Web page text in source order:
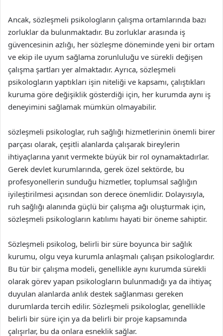
Ancak, sözleşmeli psikologların çalışma ortamlarında bazı
zorluklar da bulunmaktadır. Bu zorluklar arasında iş
güvencesinin azlığı, her sözleşme döneminde yeni bir ortam
ve ekip ile uyum sağlama zorunluluğu ve sürekli değişen
çalışma şartları yer almaktadır. Ayrıca, sözleşmeli
psikologların yaptıkları işin niteliği ve kapsamı, çalıştıkları
kuruma göre değişiklik gösterdiği için, her kurumda aynı iş
deneyimini sağlamak mümkün olmayabilir.
sözleşmeli psikologlar, ruh sağlığı hizmetlerinin önemli birer
parçası olarak, çeşitli alanlarda çalışarak bireylerin
ihtiyaçlarına yanıt vermekte büyük bir rol oynamaktadırlar.
Gerek devlet kurumlarında, gerek özel sektörde, bu
profesyonellerin sunduğu hizmetler, toplumsal sağlığın
iyileştirilmesi açısından son derece önemlidir. Dolayısıyla,
ruh sağlığı alanında güçlü bir çalışma ağı oluşturmak için,
sözleşmeli psikologların katılımı hayati bir öneme sahiptir.
Sözleşmeli psikolog, belirli bir süre boyunca bir sağlık
kurumu, olgu veya kurumla anlaşmalı çalışan psikologlardır.
Bu tür bir çalışma modeli, genellikle aynı kurumda sürekli
olarak görev yapan psikologların bulunmadığı ya da ihtiyaç
duyulan alanlarda anlık destek sağlanması gereken
durumlarda tercih edilir. Sözleşmeli psikologlar, genellikle
belirli bir süre için ya da belirli bir proje kapsamında
çalışırlar, bu da onlara esneklik sağlar.